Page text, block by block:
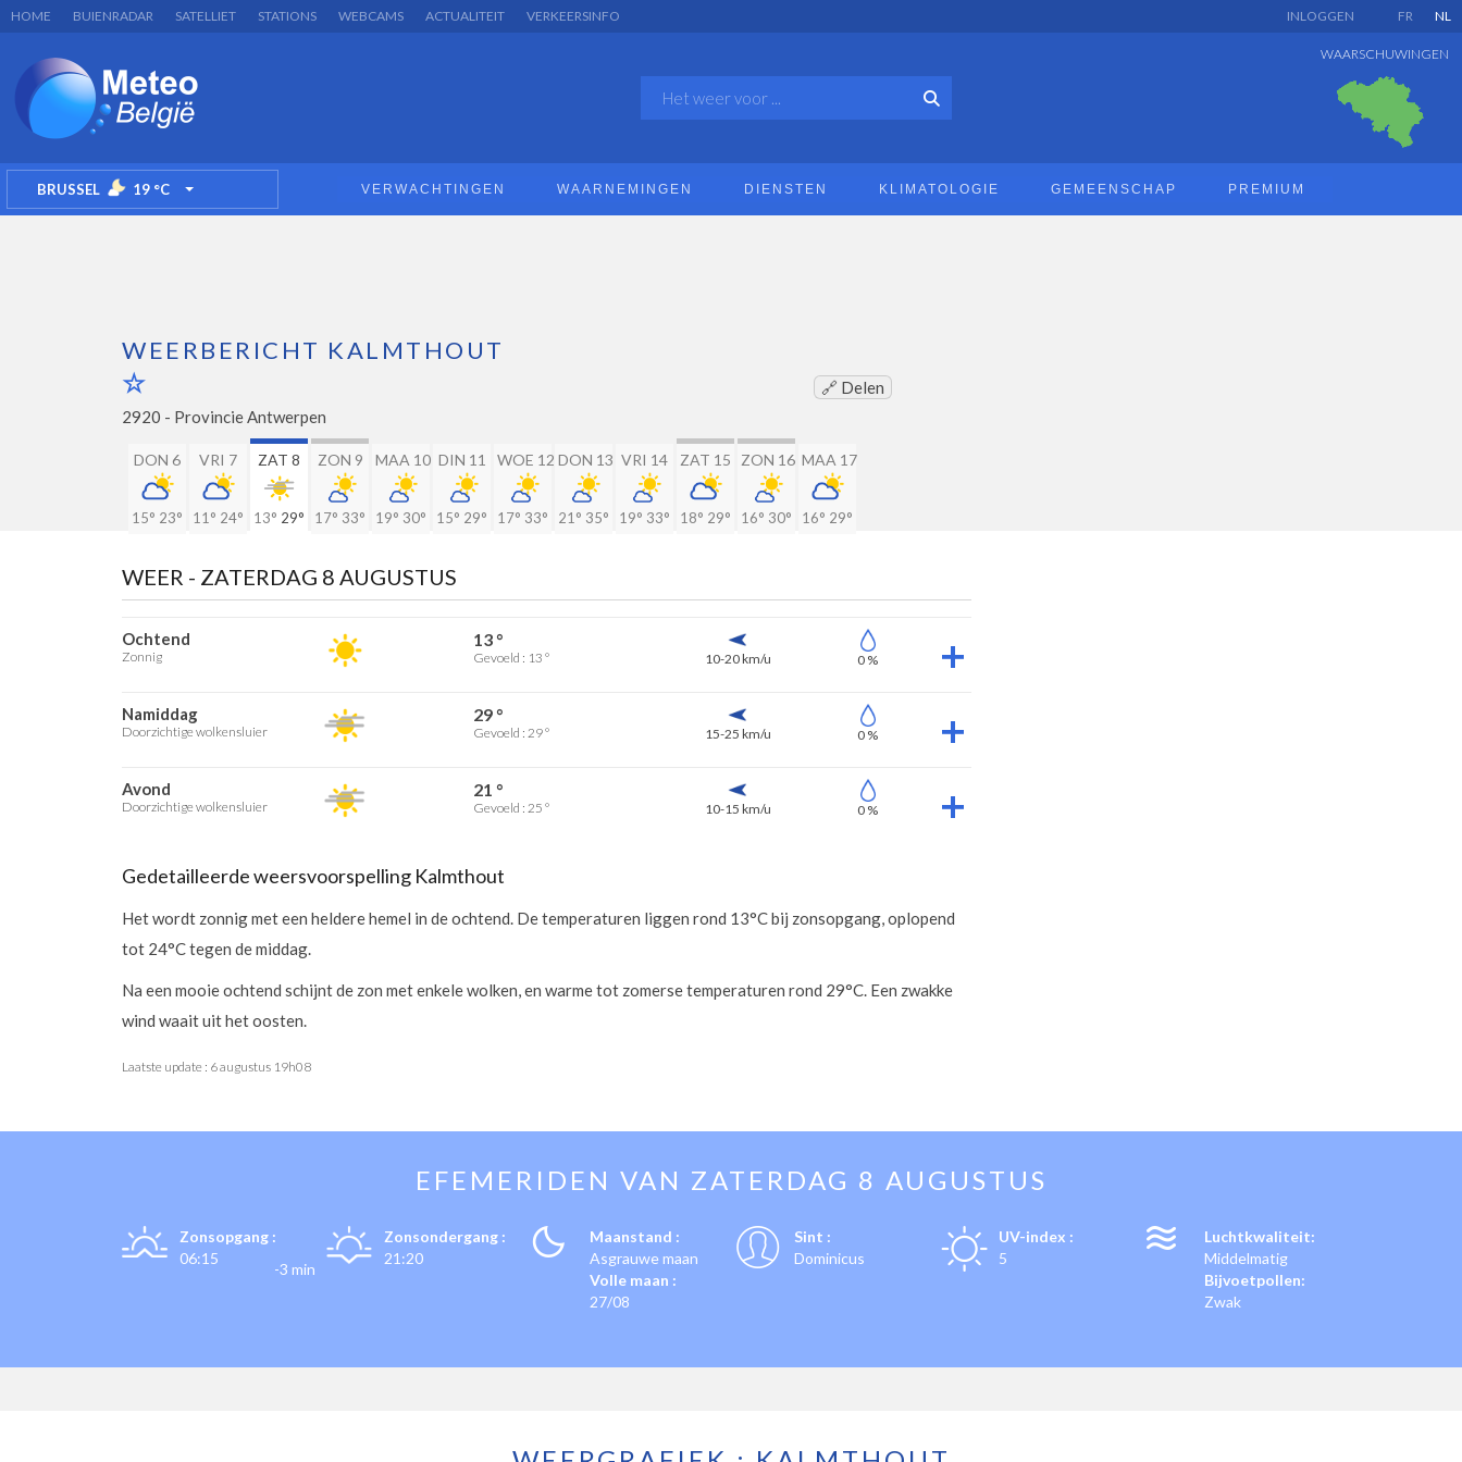
HOME BUIENRADAR SATELLIET STATIONS WEBCAMS ACTUALITEIT VERKEERSINFO FR NL
INLOGGEN
WAARSCHUWINGEN
BRUSSEL 19°C TOGGLE DROPDOWN VERWACHTINGEN WAARNEMINGEN DIENSTEN KLIMATOLOGIE GEMEENSCHAP PREMIUM
WEERBERICHT KALMTHOUT
🔗 Delen
2920 - Provincie Antwerpen
DON 6
15° 23°
VRI 7
11° 24°
ZAT 8
13° 29°
ZON 9
17° 33°
MAA 10
19° 30°
DIN 11
15° 29°
WOE 12
17° 33°
DON 13
21° 35°
VRI 14
19° 33°
ZAT 15
18° 29°
ZON 16
16° 30°
MAA 17
16° 29°
WEER - ZATERDAG 8 AUGUSTUS
Ochtend
Zonnig
13 °
Gevoeld : 13 ° 10-20 km/u 0 %
Namiddag
Doorzichtige wolkensluier
29 °
Gevoeld : 29 ° 15-25 km/u 0 %
Avond
Doorzichtige wolkensluier
21 °
Gevoeld : 25 ° 10-15 km/u 0 %
Gedetailleerde weersvoorspelling Kalmthout
Het wordt zonnig met een heldere hemel in de ochtend. De temperaturen liggen rond 13°C bij zonsopgang, oplopend
tot 24°C tegen de middag.
Na een mooie ochtend schijnt de zon met enkele wolken, en warme tot zomerse temperaturen rond 29°C. Een zwakke
wind waait uit het oosten.
Laatste update : 6 augustus 19h08
EFEMERIDEN VAN ZATERDAG 8 AUGUSTUS
Zonsopgang :
06:15
-3 min
Zonsondergang :
21:20
Maanstand :
Asgrauwe maan
Volle maan :
27/08
Sint :
Dominicus
UV-index :
5
Luchtkwaliteit:
Middelmatig
Bijvoetpollen:
Zwak